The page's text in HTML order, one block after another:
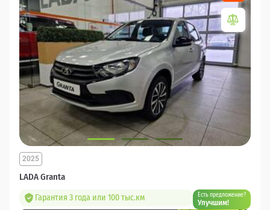
LADA Granta
2025
Гарантия 3 года или 100 тыс.км Есть предложение?
Улучшим!